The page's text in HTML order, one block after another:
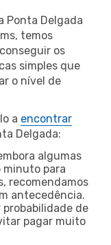
Ponta Delgada
temos
os
simples que
o nível de
a encontrar
Delgada:
algumas
minuto para
recomendamos
antecedência.
de
pagar muito